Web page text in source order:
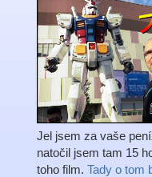
Jel jsem za vaše
natočil jsem tam 15
toho film. Tady o tom